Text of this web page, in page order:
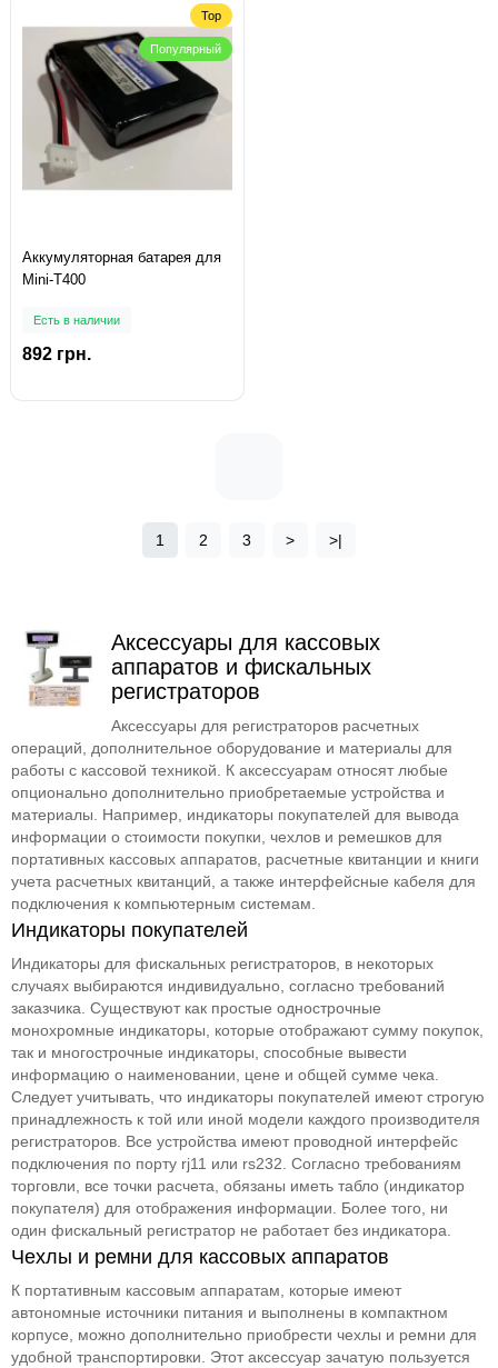
Top
Популярный
Аккумуляторная батарея для
Mini-T400
Есть в наличии
892 грн.
1 2 3 > >|
Аксессуары для кассовых
аппаратов и фискальных
регистраторов
Аксессуары для регистраторов расчетных
операций, дополнительное оборудование и материалы для
работы с кассовой техникой. К аксессуарам относят любые
опционально дополнительно приобретаемые устройства и
материалы. Например, индикаторы покупателей для вывода
информации о стоимости покупки, чехлов и ремешков для
портативных кассовых аппаратов, расчетные квитанции и книги
учета расчетных квитанций, а также интерфейсные кабеля для
подключения к компьютерным системам.
Индикаторы покупателей
Индикаторы для фискальных регистраторов, в некоторых
случаях выбираются индивидуально, согласно требований
заказчика. Существуют как простые однострочные
монохромные индикаторы, которые отображают сумму покупок,
так и многострочные индикаторы, способные вывести
информацию о наименовании, цене и общей сумме чека.
Следует учитывать, что индикаторы покупателей имеют строгую
принадлежность к той или иной модели каждого производителя
регистраторов. Все устройства имеют проводной интерфейс
подключения по порту rj11 или rs232. Согласно требованиям
торговли, все точки расчета, обязаны иметь табло (индикатор
покупателя) для отображения информации. Более того, ни
один фискальный регистратор не работает без индикатора.
Чехлы и ремни для кассовых аппаратов
К портативным кассовым аппаратам, которые имеют
автономные источники питания и выполнены в компактном
корпусе, можно дополнительно приобрести чехлы и ремни для
удобной транспортировки. Этот аксессуар зачатую пользуется